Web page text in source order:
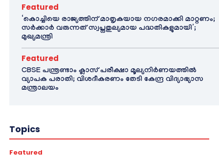
Featured
‘കൊച്ചിയെ രാജ്യത്തിന് മാതൃകയായ നഗരമാക്കി മാറ്റണം;
സർക്കാർ വരുന്നത് സ്വപ്നതുല്യമായ പദ്ധതികളുമായി’;
മുഖ്യമന്ത്രി
Featured
CBSE പന്ത്രണ്ടാം ക്ലാസ് പരീക്ഷാ മൂല്യനിർണയത്തിൽ
വ്യാപക പരാതി; വിശദീകരണം തേടി കേന്ദ്ര വിദ്യാഭ്യാസ
മന്ത്രാലയം
Topics
Featured